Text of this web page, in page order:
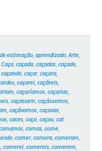
Gatos
#6
estimação, aprendizado, Arte,
Caça, caçada, caçadas, caçado,
caçando, caçar, caçara,
, caçarei, caçáreis,
, caçaríamos, caçarias,
, caçassem, caçássemos,
, caçávamos, caçavas,
, caces, caço, caçou, cat
, comas, come,
, comer, comera, comeram,
, comerei, comereis, comerem,